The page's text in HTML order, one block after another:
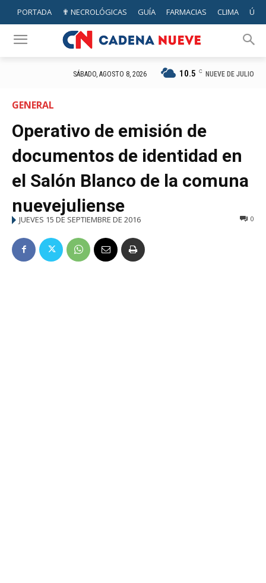
PORTADA ✟ NECROLÓGICAS GUÍA FARMACIAS CLIMA
SÁBADO, AGOSTO 8, 2026 10.5 C NUEVE DE JULIO
GENERAL
Operativo de emisión de
documentos de identidad en
el Salón Blanco de la comuna
nuevejuliense
JUEVES 15 DE SEPTIEMBRE DE 2016 0